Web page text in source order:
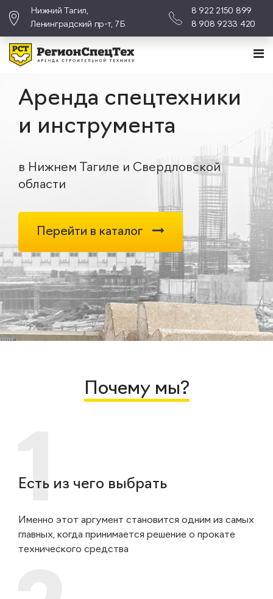
Нижний Тагил,
Ленинградский пр-т, 7Б
8 922 2150 899
8 908 9233 420
Аренда спецтехники
и инструмента
в Нижнем Тагиле и Свердловской
области
Перейти в каталог
Почему мы?
Есть из чего выбрать
Именно этот аргумент становится одним из самых
главных, когда принимается решение о прокате
технического средства